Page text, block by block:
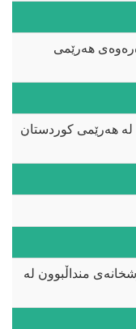
هەرێمی
لە هەرێمی کوردستان
منداڵبوون لە